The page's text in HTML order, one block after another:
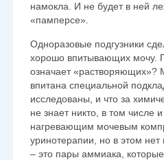
намокла. И не будет в ней
«памперсе».
Одноразовые подгузники
хорошо впитывающих мочу.
означает «растворяющих»?
впитана специальной
исследованы, и что за
не знает никто, в том числе
нагревающим мочевым
уринотерапии, но в этом
– это пары аммиака,